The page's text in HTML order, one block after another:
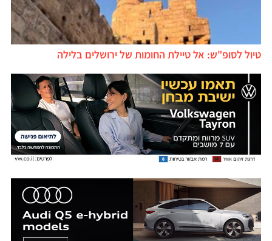
טיול לסופ"ש: אל טיילת החומות של ירושלים בלילה